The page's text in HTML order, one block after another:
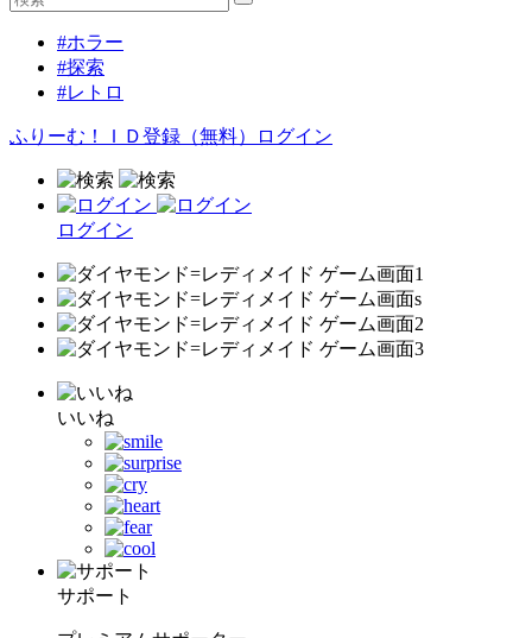
#ホラー
#探索
#レトロ
ふりーむ！ＩＤ登録（無料） ログイン
ログイン
いいね
サポート